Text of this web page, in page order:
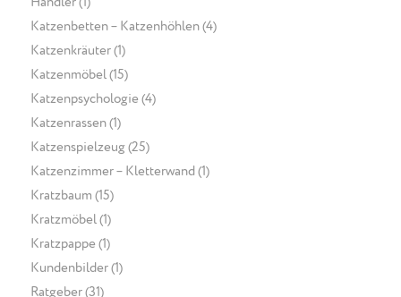
Katzenbetten – Katzenhöhlen(4)
Katzenkräuter(1)
Katzenmöbel(15)
Katzenpsychologie (4)
Katzenrassen(1)
Katzenspielzeug(25)
Katzenzimmer – Kletterwand (1)
Kratzbaum (15)
Kratzmöbel(1)
Kratzpappe (1)
Kundenbilder(1)
Ratgeber(31)